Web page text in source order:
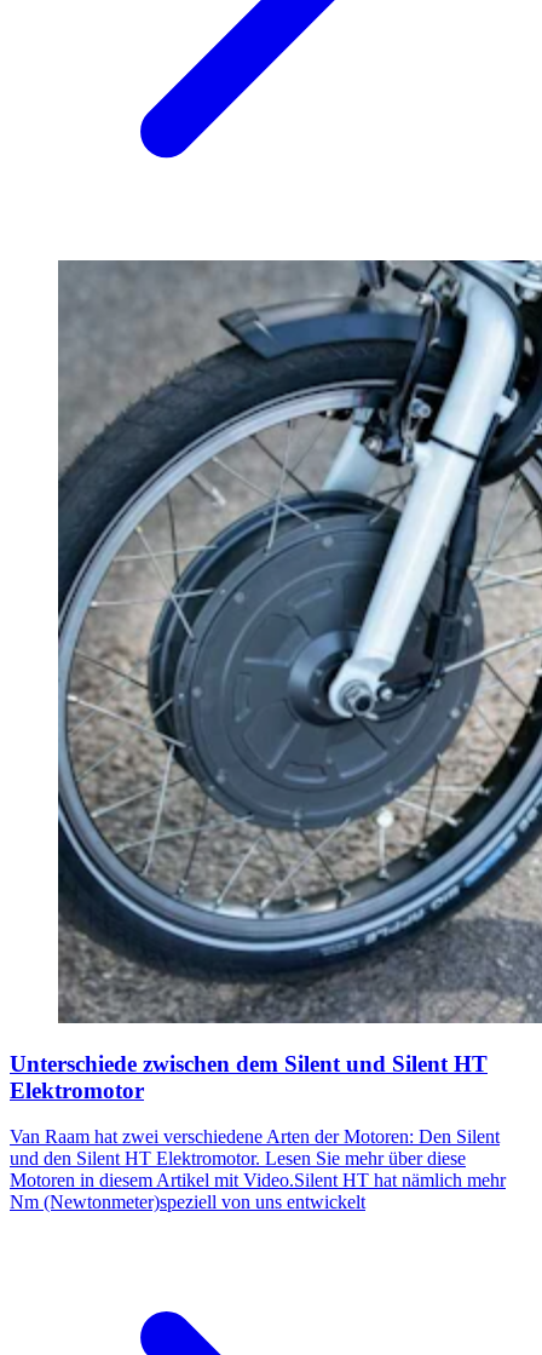
Unterschiede zwischen dem Silent und Silent HT
Elektromotor
Van Raam hat zwei verschiedene Arten der Motoren: Den Silent
und den Silent HT Elektromotor. Lesen Sie mehr über diese
Motoren in diesem Artikel mit Video.Silent HT hat nämlich mehr
Nm (Newtonmeter)speziell von uns entwickelt